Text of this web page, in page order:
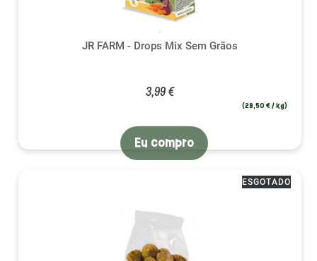
JR FARM - Drops Mix Sem Grãos
3,99 €
(28,50 € / kg)
Eu compro
ESGOTADO